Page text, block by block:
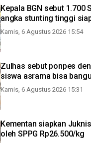
Kepala BGN sebut 1.700
angka stunting tinggi
Kamis, 6 Agustus 2026 15:54
Zulhas sebut ponpes
siswa asrama bisa
Kamis, 6 Agustus 2026 15:31
Kementan siapkan
oleh SPPG Rp26.500/kg